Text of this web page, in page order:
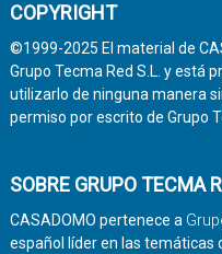
COPYRIGHT
©1999-2025 El material de
Grupo Tecma Red S.L. y está
utilizarlo de ninguna manera
permiso por escrito de Grupo
SOBRE GRUPO TECMA
CASADOMO pertenece a
español líder en las temáticas